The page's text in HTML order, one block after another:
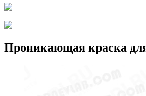
Проникающая краска